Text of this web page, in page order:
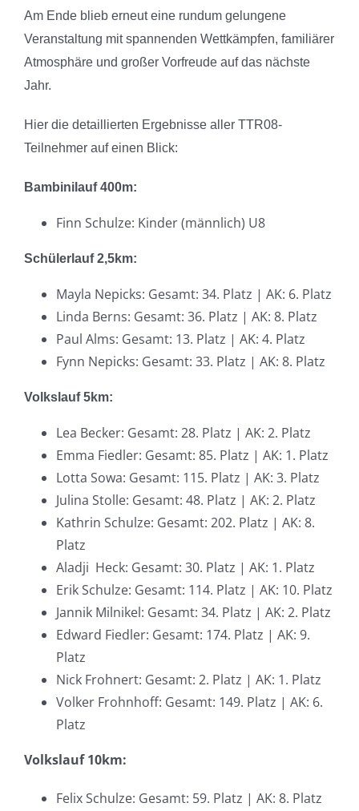
Am Ende blieb erneut eine rundum gelungene
Veranstaltung mit spannenden Wettkämpfen, familiärer
Atmosphäre und großer Vorfreude auf das nächste
Jahr.
Hier die detaillierten Ergebnisse aller TTR08-
Teilnehmer auf einen Blick:
Bambinilauf 400m:
Finn Schulze: Kinder (männlich) U8
Schülerlauf 2,5km:
Mayla Nepicks: Gesamt: 34. Platz | AK: 6. Platz
Linda Berns: Gesamt: 36. Platz | AK: 8. Platz
Paul Alms: Gesamt: 13. Platz | AK: 4. Platz
Fynn Nepicks: Gesamt: 33. Platz | AK: 8. Platz
Volkslauf 5km:
Lea Becker: Gesamt: 28. Platz | AK: 2. Platz
Emma Fiedler: Gesamt: 85. Platz | AK: 1. Platz
Lotta Sowa: Gesamt: 115. Platz | AK: 3. Platz
Julina Stolle: Gesamt: 48. Platz | AK: 2. Platz
Kathrin Schulze: Gesamt: 202. Platz | AK: 8.
Platz
Aladji Heck: Gesamt: 30. Platz | AK: 1. Platz
Erik Schulze: Gesamt: 114. Platz | AK: 10. Platz
Jannik Milnikel: Gesamt: 34. Platz | AK: 2. Platz
Edward Fiedler: Gesamt: 174. Platz | AK: 9.
Platz
Nick Frohnert: Gesamt: 2. Platz | AK: 1. Platz
Volker Frohnhoff: Gesamt: 149. Platz | AK: 6.
Platz
Volkslauf 10km:
Felix Schulze: Gesamt: 59. Platz | AK: 8. Platz